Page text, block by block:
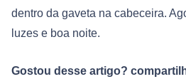
dentro da gaveta na cabeceira.
luzes e boa noite.
Gostou desse artigo?